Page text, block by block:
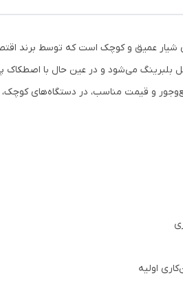
می‌شود و در عین حال با اصطکاک
و قیمت مناسب، در دستگاه‌های کوچک،
اولیه